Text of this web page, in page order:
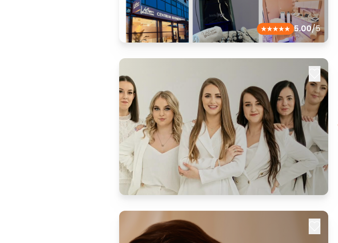
5.00/5